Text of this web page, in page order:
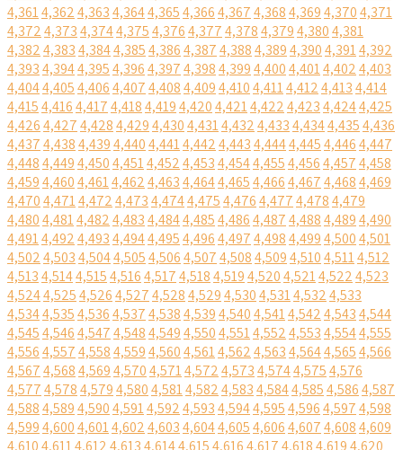
4,3614,3624,3634,3644,3654,3664,3674,3684,3694,3704,371
4,3724,3734,3744,3754,3764,3774,3784,3794,3804,381
4,3824,3834,3844,3854,3864,3874,3884,3894,3904,3914,392
4,3934,3944,3954,3964,3974,3984,3994,4004,4014,4024,403
4,4044,4054,4064,4074,4084,4094,4104,4114,4124,4134,414
4,4154,4164,4174,4184,4194,4204,4214,4224,4234,4244,425
4,4264,4274,4284,4294,4304,4314,4324,4334,4344,4354,436
4,4374,4384,4394,4404,4414,4424,4434,4444,4454,4464,447
4,4484,4494,4504,4514,4524,4534,4544,4554,4564,4574,458
4,4594,4604,4614,4624,4634,4644,4654,4664,4674,4684,469
4,4704,4714,4724,4734,4744,4754,4764,4774,4784,479
4,4804,4814,4824,4834,4844,4854,4864,4874,4884,4894,490
4,4914,4924,4934,4944,4954,4964,4974,4984,4994,5004,501
4,5024,5034,5044,5054,5064,5074,5084,5094,5104,5114,512
4,5134,5144,5154,5164,5174,5184,5194,5204,5214,5224,523
4,5244,5254,5264,5274,5284,5294,5304,5314,5324,533
4,5344,5354,5364,5374,5384,5394,5404,5414,5424,5434,544
4,5454,5464,5474,5484,5494,5504,5514,5524,5534,5544,555
4,5564,5574,5584,5594,5604,5614,5624,5634,5644,5654,566
4,5674,5684,5694,5704,5714,5724,5734,5744,5754,576
4,5774,5784,5794,5804,5814,5824,5834,5844,5854,5864,587
4,5884,5894,5904,5914,5924,5934,5944,5954,5964,5974,598
4,5994,6004,6014,6024,6034,6044,6054,6064,6074,6084,609